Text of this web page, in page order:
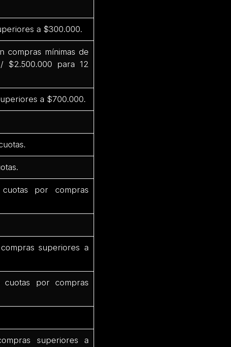
a $300.000.
compras mínimas de
$2.500.000 para 12
a $700.000.
por compras
superiores a
por compras
superiores a